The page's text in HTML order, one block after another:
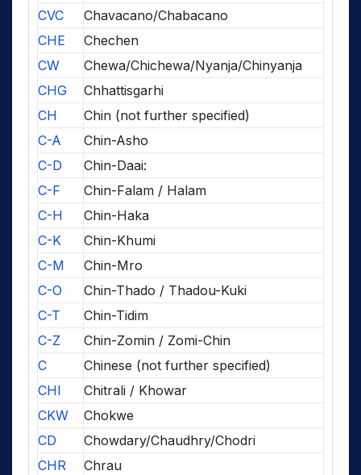
CVC
Chavacano/Chabacano
CHE
Chechen
CW
Chewa/Chichewa/Nyanja/Chinyanja
CHG
Chhattisgarhi
CH
Chin (not further specified)
C-A
Chin-Asho
C-D
Chin-Daai:
C-F
Chin-Falam / Halam
C-H
Chin-Haka
C-K
Chin-Khumi
C-M
Chin-Mro
C-O
Chin-Thado / Thadou-Kuki
C-T
Chin-Tidim
C-Z
Chin-Zomin / Zomi-Chin
C
Chinese (not further specified)
CHI
Chitrali / Khowar
CKW
Chokwe
CD
Chowdary/Chaudhry/Chodri
CHR
Chrau